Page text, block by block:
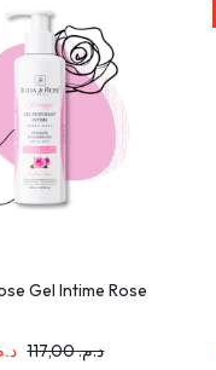
Gel Intime Rose
د.م.117,00